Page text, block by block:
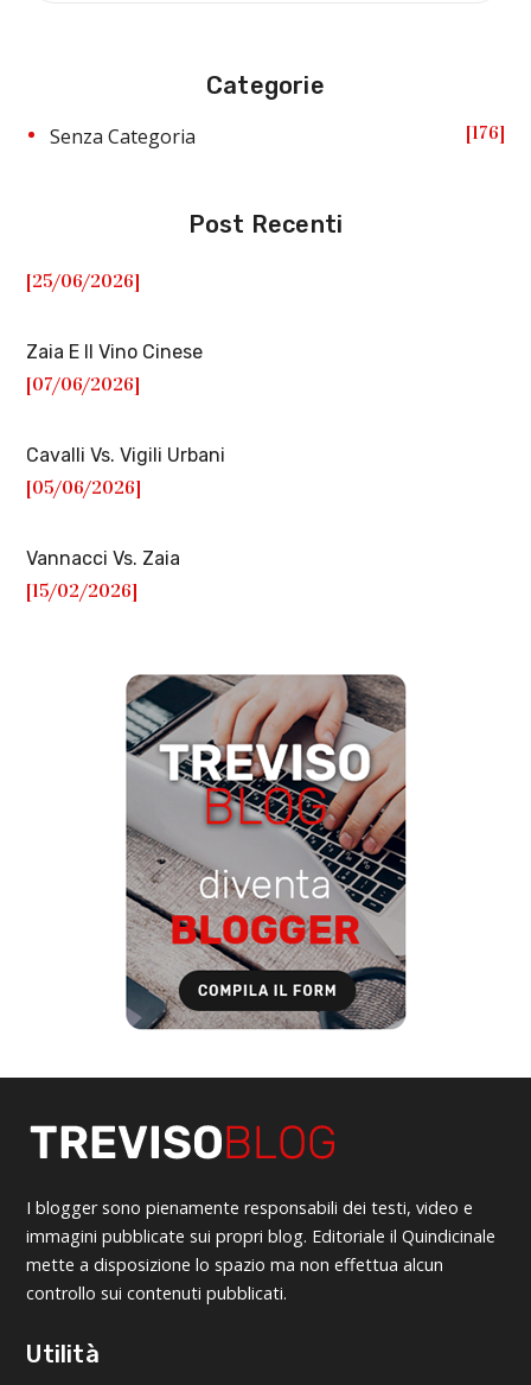
Categorie
Senza Categoria 176
Post Recenti
[25/06/2026]
Zaia E Il Vino Cinese
[07/06/2026]
Cavalli Vs. Vigili Urbani
[05/06/2026]
Vannacci Vs. Zaia
[15/02/2026]
I blogger sono pienamente responsabili dei testi, video e
immagini pubblicate sui propri blog. Editoriale il Quindicinale
mette a disposizione lo spazio ma non effettua alcun
controllo sui contenuti pubblicati.
Utilità